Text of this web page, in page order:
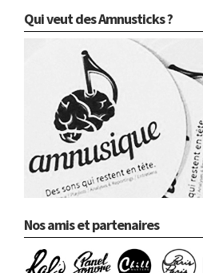
Qui veut des Amnusticks ?
Nos amis et partenaires